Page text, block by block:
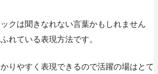
クは聞きなれない言葉かもしれません
れている表現方法です。
りやすく表現できるので活躍の場はとて